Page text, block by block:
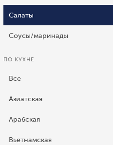
Салаты
Соусы/маринады
ПО КУХНЕ
Все
Азиатская
Арабская
Вьетнамская